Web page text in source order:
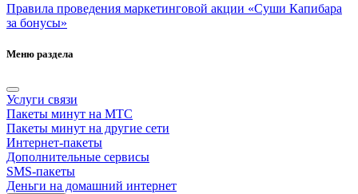
Правила проведения маркетинговой акции «Суши Капибара
за бонусы»
Меню раздела
Услуги связи
Пакеты минут на МТС
Пакеты минут на другие сети
Интернет-пакеты
Дополнительные сервисы
SMS-пакеты
Деньги на домашний интернет